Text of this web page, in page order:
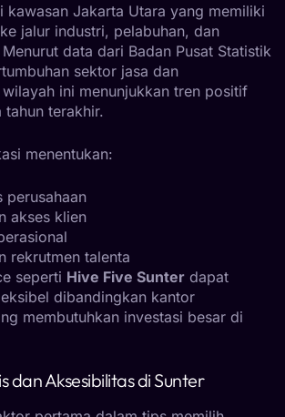
kawasan Jakarta Utara yang memiliki
jalur industri, pelabuhan, dan
data dari Badan Pusat Statistik
sektor jasa dan
ini menunjukkan tren positif
terakhir.
menentukan:
perusahaan
akses klien
rekrutmen talenta
seperti Hive Five Sunter dapat
dibandingkan kantor
membutuhkan investasi besar di
dan Aksesibilitas di Sunter